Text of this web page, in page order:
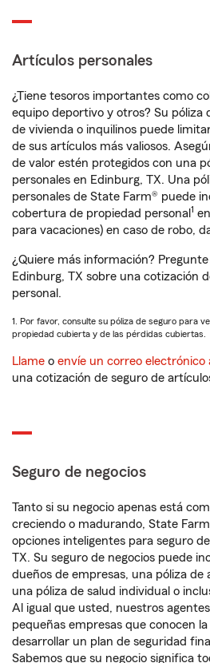
Artículos personales
¿Tiene tesoros importantes como
equipo deportivo y otros? Su póliza
de vivienda o inquilinos puede
de sus artículos más valiosos.
de valor estén protegidos con una
personales en Edinburg, TX. Una
personales de State Farm® puede
cobertura de propiedad personal 1
para vacaciones) en caso de robo,
¿Quiere más información? Pregunte
Edinburg, TX sobre una cotización
personal.
1. Por favor, consulte su póliza de seguro para
propiedad cubierta y de las pérdidas cubiertas.
Llame o envíe un correo electrónico
una cotización de seguro de
Seguro de negocios
Tanto si su negocio apenas está
creciendo o madurando, State
opciones inteligentes para seguro
TX. Su seguro de negocios puede
dueños de empresas, una póliza de
una póliza de salud individual o
Al igual que usted, nuestros
pequeñas empresas que conocen
desarrollar un plan de seguridad
Sabemos que su negocio significa